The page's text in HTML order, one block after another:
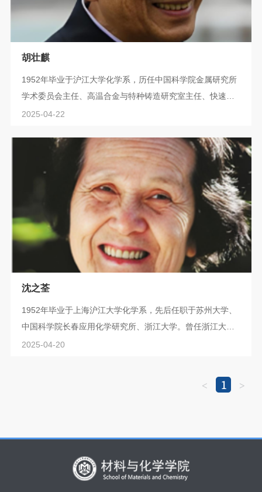
胡壮麒
1952年毕业于沪江大学化学系，历任中国科学院金属研究所
学术委员会主任、高温合金与特种铸造研究室主任、快速凝
固与非平衡合金国家重点实验室主任等职。任中国材料学会
誉教授和兼职教授。英文版《材料科学技术》杂志主编，
《稀有金属材料与工程》杂志顾问。胡壮麒长期从事高温合
金、非平衡合金的研制及其它新材料和新工艺的研究。先后
获国家科技进步一等奖、国家科学进步二等...
2025-04-22
沈之荃
1952年毕业于上海沪江大学化学系，先后任职于苏州大学、
中国科学院长春应用化学研究所、浙江大学。曾任浙江大学
化学系主任、高分子研究所所长，中国化学会理事和常务理
会学科评审组成员。1998年当选为第二届中国 “十大女杰”。
沈之荃长期从事高分子化学和材料方面的研究工作，主攻过
2025-04-20
< 1 >